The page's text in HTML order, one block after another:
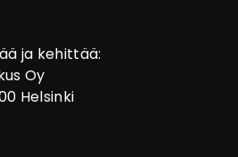
ja kehittää:
Oy
Helsinki